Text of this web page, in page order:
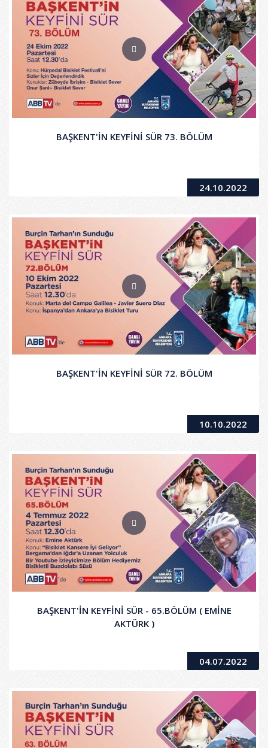
BAŞKENT'İN KEYFİNİ SÜR 73. BÖLÜM
24.10.2022
BAŞKENT'İN KEYFİNİ SÜR 72. BÖLÜM
10.10.2022
BAŞKENT'İN KEYFİNİ SÜR - 65.BÖLÜM ( EMİNE
AKTÜRK )
04.07.2022